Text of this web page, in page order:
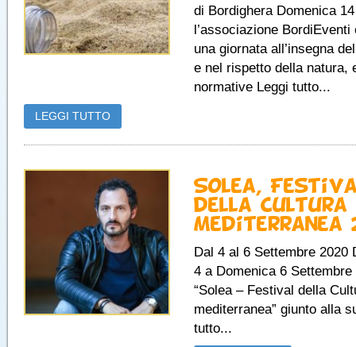
di Bordighera Domenica
l’associazione BordiEventi
una giornata all’insegna
e nel rispetto della natura,
normative Leggi tutto...
LEGGI TUTTO
Solea,
della Cultura
Mediterranea
Dal 4 al 6 Settembre 2020
4 a Domenica 6 Settembre
“Solea – Festival della
mediterranea” giunto alla
tutto...